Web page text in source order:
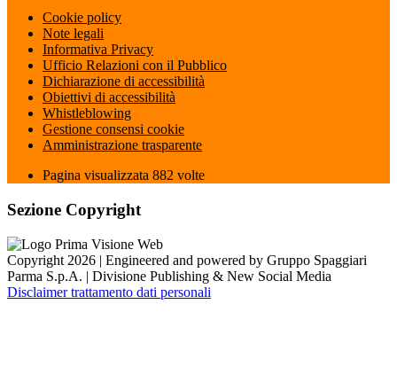
Cookie policy
Note legali
Informativa Privacy
Ufficio Relazioni con il Pubblico
Dichiarazione di accessibilità
Obiettivi di accessibilità
Whistleblowing
Gestione consensi cookie
Amministrazione trasparente
Pagina visualizzata 882 volte
Sezione Copyright
Copyright 2026 | Engineered and powered by Gruppo Spaggiari
Parma S.p.A. | Divisione Publishing & New Social Media
Disclaimer trattamento dati personali